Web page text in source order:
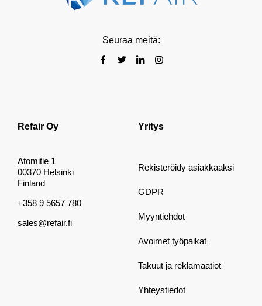
Seuraa meitä:
Refair Oy
Atomitie 1
00370 Helsinki
Finland
+358 9 5657 780
sales@refair.fi
Yritys
Rekisteröidy asiakkaaksi
GDPR
Myyntiehdot
Avoimet työpaikat
Takuut ja reklamaatiot
Yhteystiedot